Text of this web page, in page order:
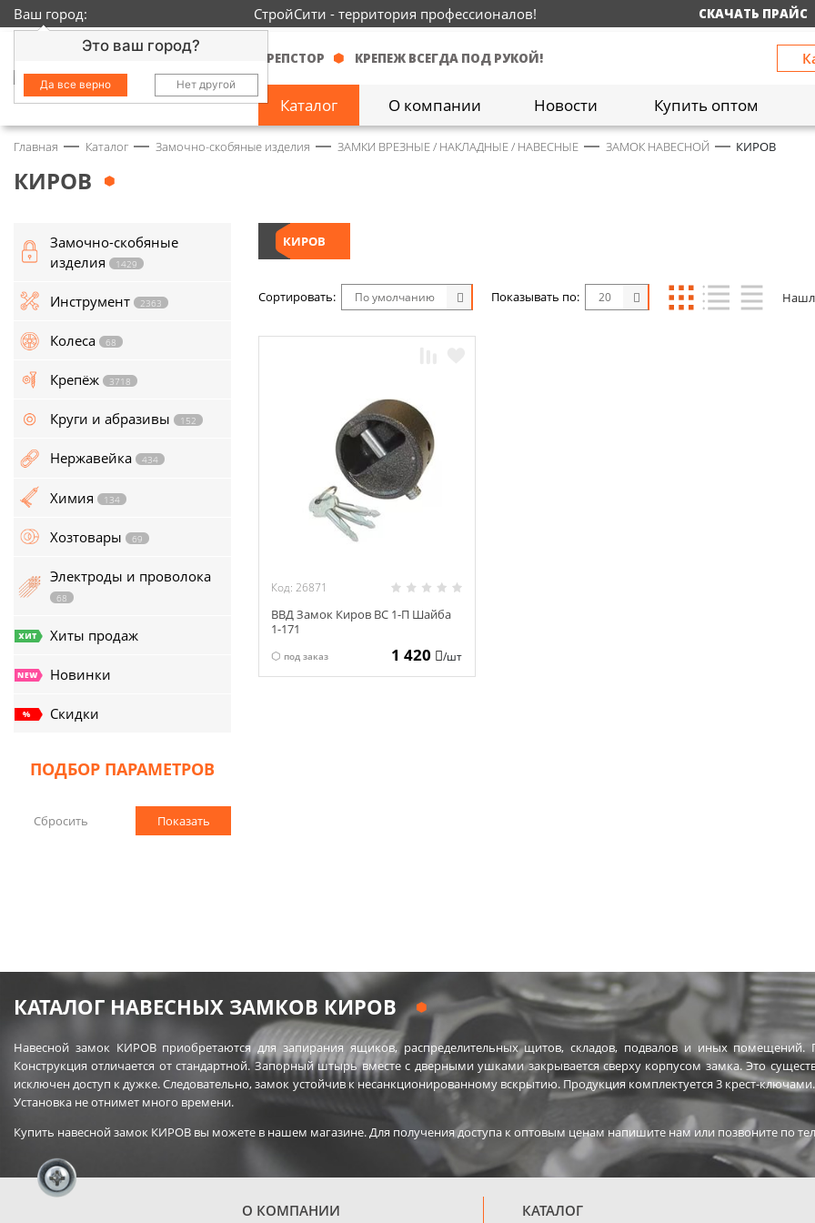
Ваш город:
Это ваш город?
Да все верно Нет другой
СтройСити - территория профессионалов! СКАЧАТЬ ПРАЙС
КРЕПСТОР КРЕПЕЖ ВСЕГДА ПОД РУКОЙ!
Каталог О компании Новости Купить оптом
Замочно-скобяные
изделия
Колеса 68
68
Хиты продаж
Новинки
Главная Каталог Замочно-скобяные изделия ЗАМКИ ВРЕЗНЫЕ / НАКЛАДНЫЕ / НАВЕСНЫЕ ЗАМОК НАВЕСНОЙ КИРОВ
КИРОВ
Замочно-скобяные
изделия 1429
Инструмент 2363
Колеса 68
Крепёж 3718
Круги и абразивы 152
Нержавейка 434
Химия 134
Хозтовары 69
Электроды и проволока
68
Хиты продаж
Новинки
Скидки
ПОДБОР ПАРАМЕТРОВ
КИРОВ
Сортировать: По умолчанию Показывать по: 20
Код: 26871
ВВД Замок Киров ВС 1-П Шайба
1-171
под заказ 1 420 /шт
КАТАЛОГ НАВЕСНЫХ ЗАМКОВ КИРОВ
Навесной замок КИРОВ приобретаются для запирания ящиков, распределительных щитов, складов, подвалов и иных помещений.
Конструкция отличается от стандартной. Запорный штырь вместе с дверными ушками закрывается сверху корпусом замка. Это
исключен доступ к дужке. Следовательно, замок устойчив к несанкционированному вскрытию. Продукция комплектуется 3 крест-
Установка не отнимет много времени.
Купить навесной замок КИРОВ вы можете в нашем магазине. Для получения доступа к оптовым ценам напишите нам или позвоните по
О КОМПАНИИ КАТАЛОГ